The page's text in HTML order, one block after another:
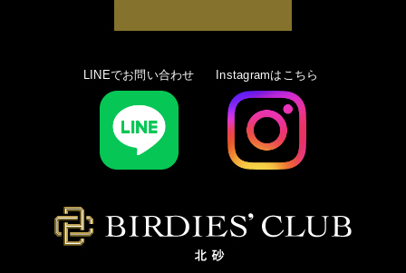
LINEでお問い合わせ Instagramはこちら